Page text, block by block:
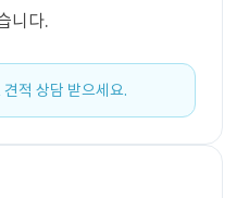
니다.
적 상담 받으세요.